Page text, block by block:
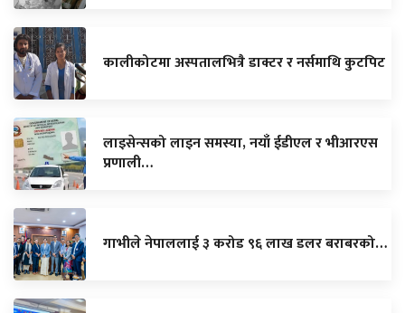
कालीकोटमा अस्पतालभित्रै डाक्टर र नर्समाथि कुटपिट
लाइसेन्सको लाइन समस्या, नयाँ ईडीएल र भीआरएस
प्रणाली…
गाभीले नेपाललाई ३ करोड ९६ लाख डलर बराबरको…